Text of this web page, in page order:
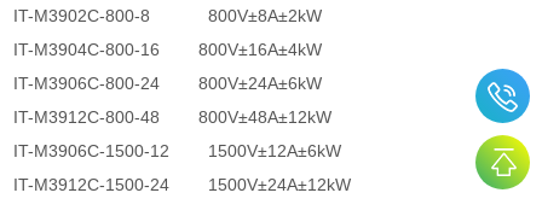
IT-M3902C-800-8 800V±8A±2kW
IT-M3904C-800-16 800V±16A±4kW
IT-M3906C-800-24 800V±24A±6kW
IT-M3912C-800-48 800V±48A±12kW
IT-M3906C-1500-12 1500V±12A±6kW
IT-M3912C-1500-24 1500V±24A±12kW